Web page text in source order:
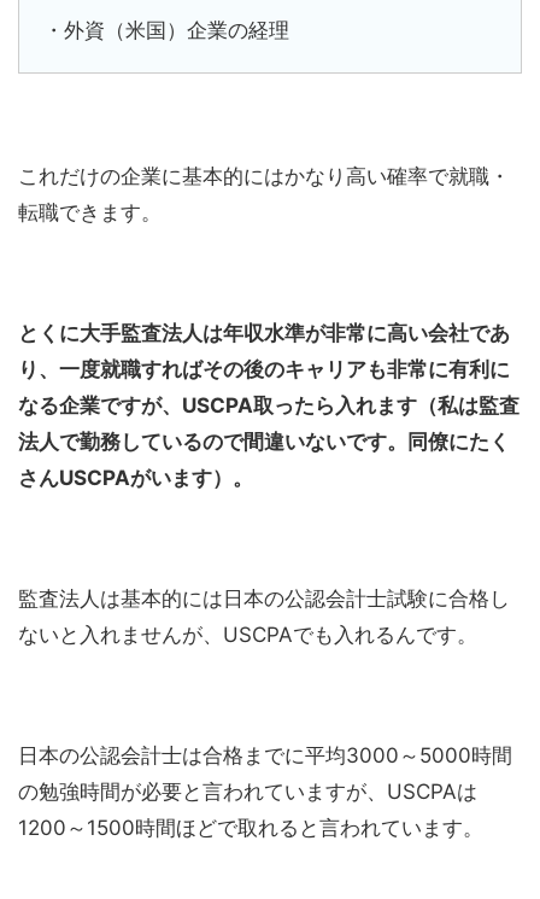
・外資（米国）企業の経理
これだけの企業に基本的にはかなり高い確率で就職・
転職できます。
とくに大手監査法人は年収水準が非常に高い会社であ
り、一度就職すればその後のキャリアも非常に有利に
なる企業ですが、USCPA取ったら入れます（私は監査
法人で勤務しているので間違いないです。同僚にたく
さんUSCPAがいます）。
監査法人は基本的には日本の公認会計士試験に合格し
ないと入れませんが、USCPAでも入れるんです。
日本の公認会計士は合格までに平均3000～5000時間
の勉強時間が必要と言われていますが、USCPAは
1200～1500時間ほどで取れると言われています。